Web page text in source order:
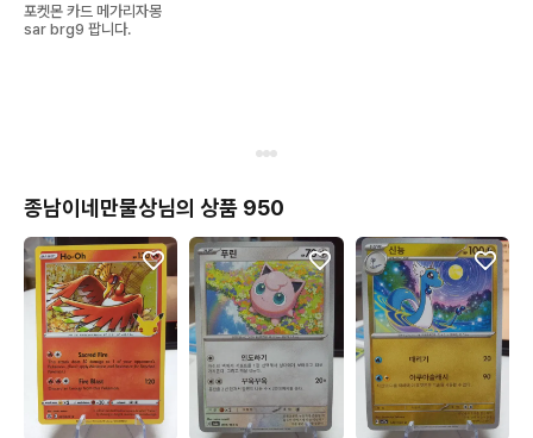
포켓몬 카드 메가리자몽
sar brg9 팝니다.
종남이네만물상님의 상품 950